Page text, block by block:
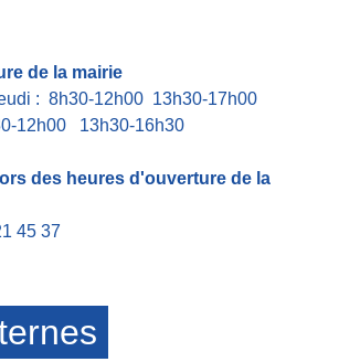
de la mairie
: 8h30-12h00 13h30-17h00
12h00 13h30-16h30
des heures d'ouverture de la
45 37